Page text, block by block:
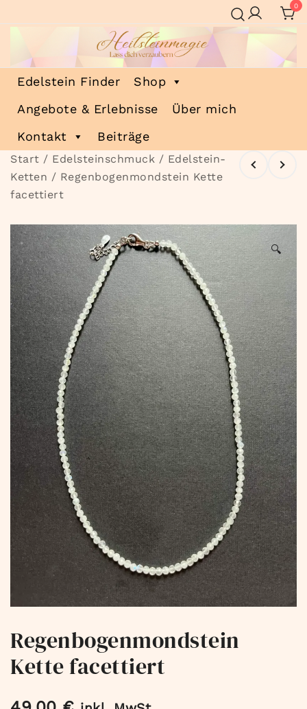
Inhalt
0
Heilsteinmagie
Lass dich verzaubern
Edelstein Finder
Shop
Angebote & Erlebnisse
Über mich
Kontakt
Beiträge
Start / Edelsteinschmuck / Edelstein-
Ketten / Regenbogenmondstein Kette
facettiert
🔍
Regenbogenmondstein
Kette facettiert